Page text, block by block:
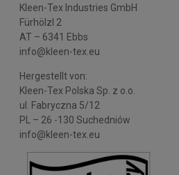
Kleen-Tex Industries GmbH
Fürhölzl 2
AT – 6341 Ebbs
info@kleen-tex.eu
Hergestellt von:
Kleen-Tex Polska Sp. z o.o.
ul. Fabryczna 5/12
PL – 26 -130 Suchedniów
info@kleen-tex.eu